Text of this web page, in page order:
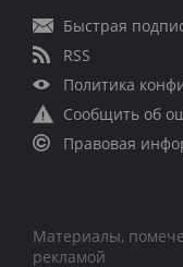
Быстрая
RSS
Политика
Сообщить об
Правовая
Материалы,
рекламой